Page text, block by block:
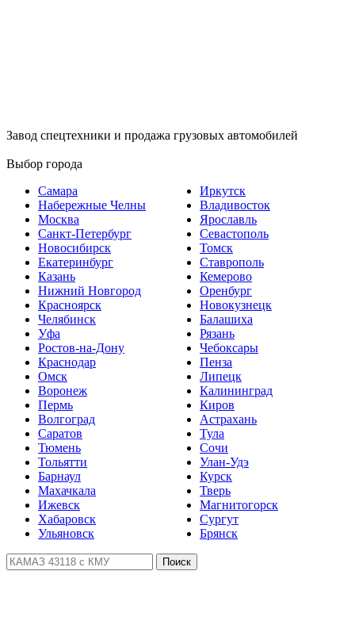
Завод спецтехники и продажа грузовых автомобилей
Выбор города
Самара
Набережные Челны
Москва
Санкт-Петербург
Новосибирск
Екатеринбург
Казань
Нижний Новгород
Красноярск
Челябинск
Уфа
Ростов-на-Дону
Краснодар
Омск
Воронеж
Пермь
Волгоград
Саратов
Тюмень
Тольятти
Барнаул
Махачкала
Ижевск
Хабаровск
Ульяновск
Иркутск
Владивосток
Ярославль
Севастополь
Томск
Ставрополь
Кемерово
Оренбург
Новокузнецк
Балашиха
Рязань
Чебоксары
Пенза
Липецк
Калининград
Киров
Астрахань
Тула
Сочи
Улан-Удэ
Курск
Тверь
Магнитогорск
Сургут
Брянск
Поиск